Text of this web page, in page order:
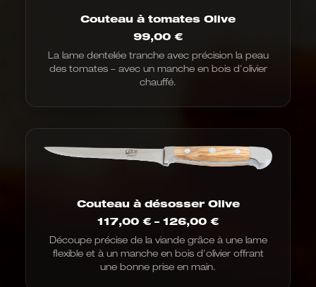
Couteau à tomates Olive
99,00 €
La lame dentelée tranche avec précision la peau
des tomates – avec un manche en bois d'olivier
chauffé.
Couteau à désosser Olive
117,00 € – 126,00 €Fourchette
prix
:
Découpe précise de la viande grâce à une lame
flexible et à un manche en bois d'olivier offrant
une bonne prise en main.